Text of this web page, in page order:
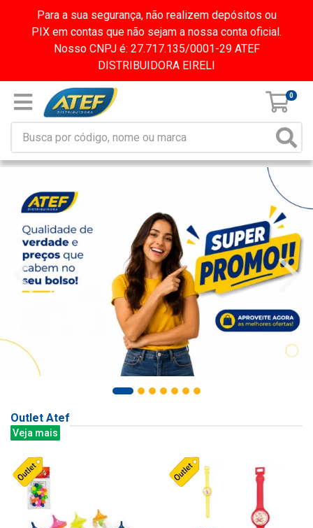
Para a sua segurança, não realizem depósitos ou
PIX em contas que não sejam a nossa conta oficial.
Nosso CNPJ é: 27.717.135/0001-29 ATEF
DISTRIBUIDORA EIRELI
0
Outlet Atef
Veja mais